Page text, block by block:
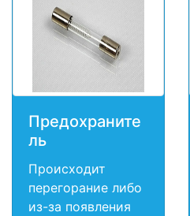
Предохраните
ль
Происходит
перегорание либо
из-за появления